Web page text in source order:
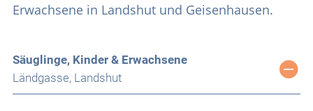
Erwachsene in Landshut und Geisenhausen.
Säuglinge, Kinder & Erwachsene
Ländgasse, Landshut